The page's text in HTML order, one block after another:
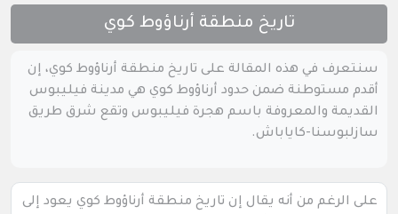
تاريخ منطقة أرناؤوط كوي
سنتعرف في هذه المقالة على تاريخ منطقة أرناؤوط كوي، إن
أقدم مستوطنة ضمن حدود أرناؤوط كوي هي مدينة فيليبوس
القديمة والمعروفة باسم هجرة فيليبوس وتقع شرق طريق
سازلبوسنا-كاياباش.
على الرغم من أنه يقال إن تاريخ منطقة أرناؤوط كوي يعود إلى